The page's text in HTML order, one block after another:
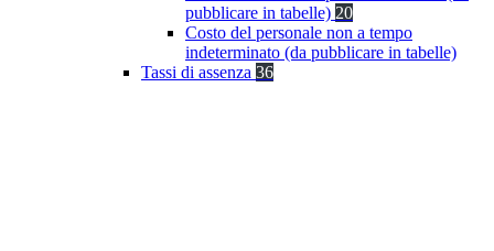
pubblicare in tabelle) 20
Costo del personale non a tempo
indeterminato (da pubblicare in tabelle)
Tassi di assenza 36